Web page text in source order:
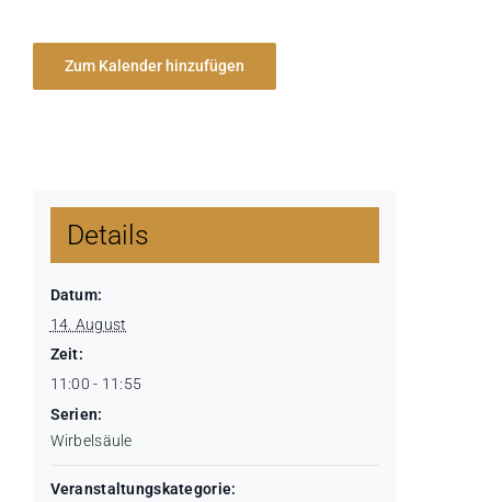
Zum Kalender hinzufügen
Details
Datum:
14. August
Zeit:
11:00 - 11:55
Serien:
Wirbelsäule
Veranstaltungskategorie: